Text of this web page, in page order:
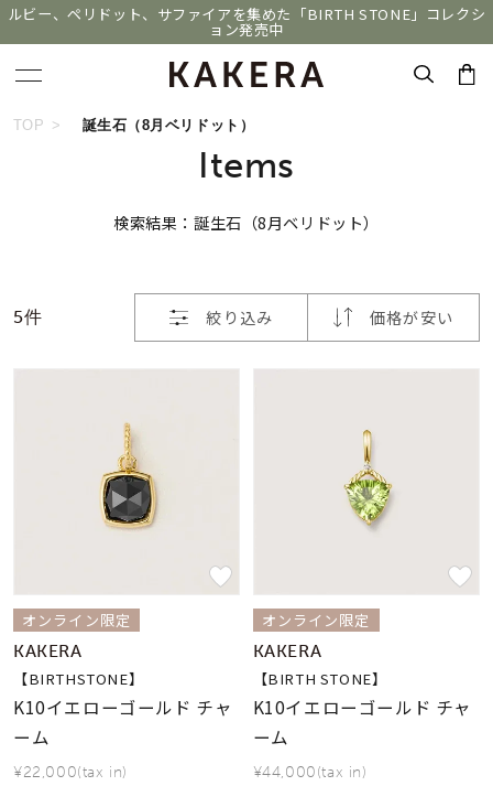
ルビー、ペリドット、サファイアを集めた「BIRTH STONE」コレクシ
ョン発売中
人気検索キーワード
#ダイヤモンド ネックレス
すべてのジュエリー
カラー
誕生石 8月の誕生石
モチーフ
TOP 誕生石（8月ベリドット）
Items
検索結果：誕生石（8月ベリドット）
5件 絞り込み 価格が安い
価格が高い
お気に入り登録数
オンライン限定
KAKERA
【BIRTHSTONE】
K10イエローゴールド チャ
ーム
¥22,000(tax in)
オンライン限定
KAKERA
【BIRTH STONE】
K10イエローゴールド チャ
ーム
¥44,000(tax in)